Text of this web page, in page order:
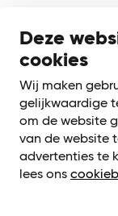
Deze
cookies
Wij maken
gelijkwaardige
om de website
van de website
advertenties te
lees ons
Volg ons
Meld je